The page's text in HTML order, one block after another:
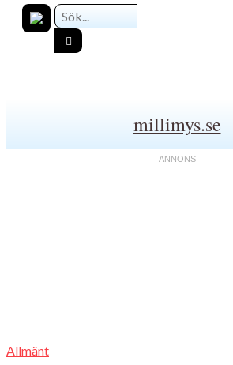
millimys.se
Allmänt